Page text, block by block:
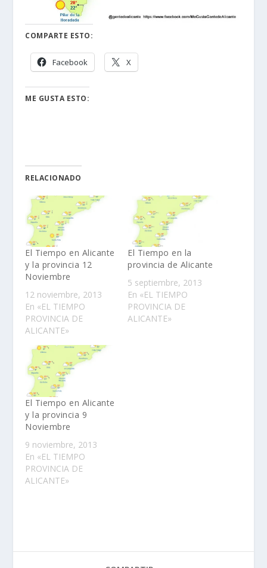
COMPARTE ESTO:
Facebook X
ME GUSTA ESTO:
RELACIONADO
El Tiempo en Alicante
y la provincia 12
Noviembre
12 noviembre, 2013
En «EL TIEMPO
PROVINCIA DE
ALICANTE»
El Tiempo en la
provincia de Alicante
5 septiembre, 2013
En «EL TIEMPO
PROVINCIA DE
ALICANTE»
El Tiempo en Alicante
y la provincia 9
Noviembre
9 noviembre, 2013
En «EL TIEMPO
PROVINCIA DE
ALICANTE»